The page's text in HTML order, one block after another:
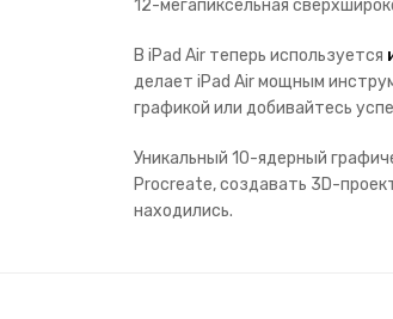
12-мегапиксельная
В iPad Air теперь используется
делает iPad Air мощным
графикой или добивайтесь
Уникальный 10-ядерный
Procreate, создавать 3D-
находились.